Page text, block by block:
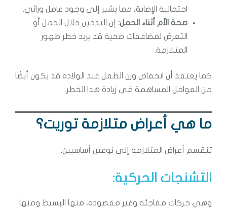
احتمالية الإصابة، مما يشير إلى وجود عامل وراثي.
صحة الأم أثناء الحمل:
إن التدخين خلال الحمل أو
التعرض لمضاعفات صحية قد يزيد خطر ظهور
المتلازمة.
كما يعتقد أن انخفاض وزن الطفل عند الولادة قد يكون أيضًا
من العوامل المساهمة في زيادة هذا الخطر.
ما هي أعراض متلازمة توريت؟
تنقسم أعراض المتلازمة إلى نوعين أساسيين:
التشنجات الحركية:
وهي حركات مفاجئة وغير مقصودة، منها البسيط ومنها